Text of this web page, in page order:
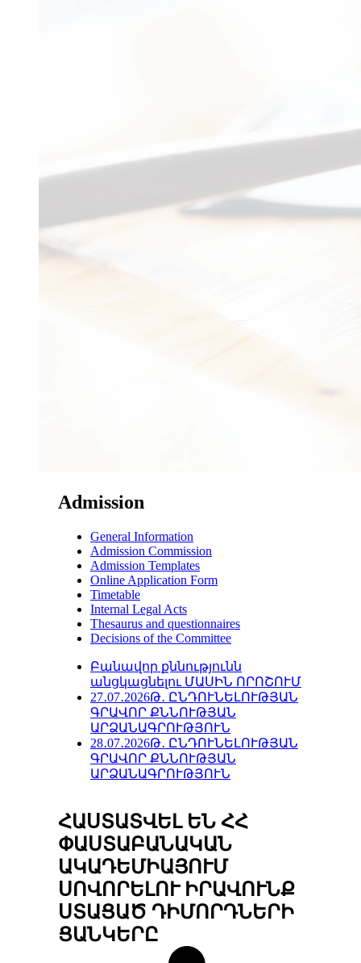
Admission
General Information
Admission Commission
Admission Templates
Online Application Form
Timetable
Internal Legal Acts
Thesaurus and questionnaires
Decisions of the Committee
Բանավոր քննությունն
անցկացնելու ՄԱՍԻՆ ՈՐՈՇՈՒՄ
27․07․2026Թ․ ԸՆԴՈՒՆԵԼՈՒԹՅԱՆ
ԳՐԱՎՈՐ ՔՆՆՈՒԹՅԱՆ
ԱՐՁԱՆԱԳՐՈՒԹՅՈՒՆ
28․07․2026Թ․ ԸՆԴՈՒՆԵԼՈՒԹՅԱՆ
ԳՐԱՎՈՐ ՔՆՆՈՒԹՅԱՆ
ԱՐՁԱՆԱԳՐՈՒԹՅՈՒՆ
ՀԱՍՏԱՏՎԵԼ ԵՆ ՀՀ
ՓԱՍՏԱԲԱՆԱԿԱՆ
ԱԿԱԴԵՄԻԱՅՈՒՄ
ՍՈՎՈՐԵԼՈՒ ԻՐԱՎՈՒՆՔ
ՍՏԱՑԱԾ ԴԻՄՈՐԴՆԵՐԻ
ՑԱՆԿԵՐԸ